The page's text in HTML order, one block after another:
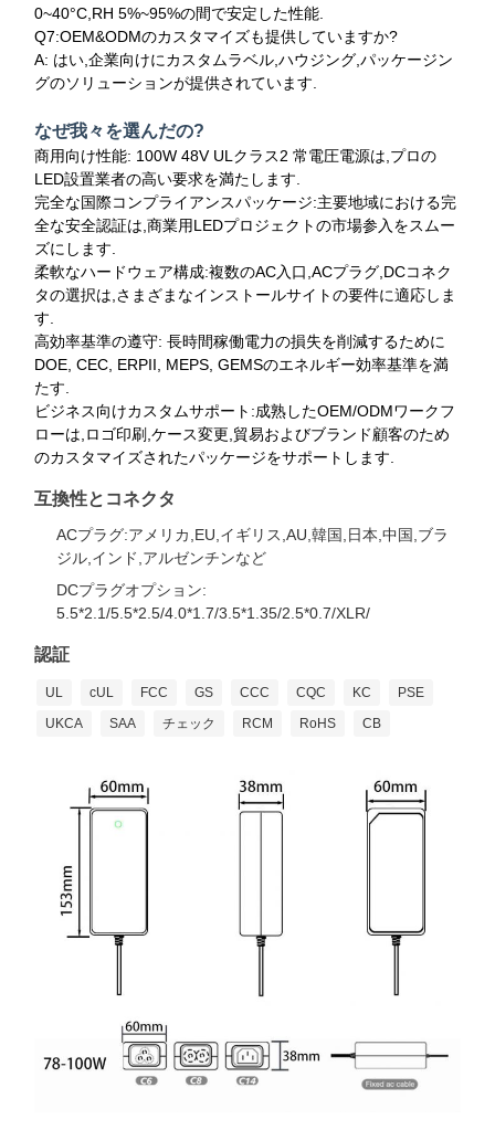
0~40°C,RH 5%~95%の間で安定した性能.
Q7:OEM&ODMのカスタマイズも提供していますか?
A: はい,企業向けにカスタムラベル,ハウジング,パッケージン
グのソリューションが提供されています.
なぜ我々を選んだの?
商用向け性能: 100W 48V ULクラス2 常電圧電源は,プロの
LED設置業者の高い要求を満たします.
完全な国際コンプライアンスパッケージ:主要地域における完
全な安全認証は,商業用LEDプロジェクトの市場参入をスムー
ズにします.
柔軟なハードウェア構成:複数のAC入口,ACプラグ,DCコネク
タの選択は,さまざまなインストールサイトの要件に適応しま
す.
高効率基準の遵守: 長時間稼働電力の損失を削減するために
DOE, CEC, ERPII, MEPS, GEMSのエネルギー効率基準を満
たす.
ビジネス向けカスタムサポート:成熟したOEM/ODMワークフ
ローは,ロゴ印刷,ケース変更,貿易およびブランド顧客のため
のカスタマイズされたパッケージをサポートします.
互換性とコネクタ
ACプラグ:アメリカ,EU,イギリス,AU,韓国,日本,中国,ブラ
ジル,インド,アルゼンチンなど
DCプラグオプション:
5.5*2.1/5.5*2.5/4.0*1.7/3.5*1.35/2.5*0.7/XLR/
認証
UL cUL FCC GS CCC CQC KC
PSE
UKCA
SAA チェック RCM RoHS CB